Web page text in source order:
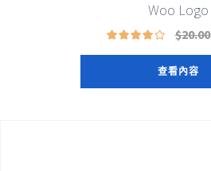
Woo Logo
$20.00
查看內容